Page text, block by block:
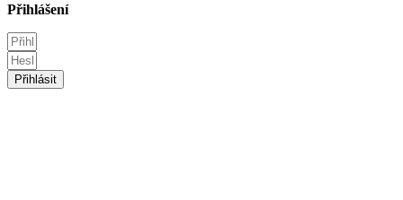
Přihlášení
Přihlásit